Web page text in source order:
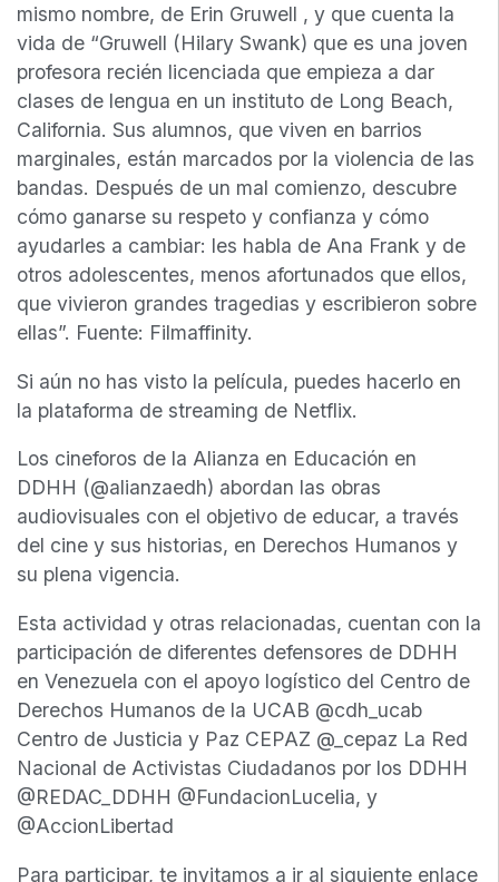
mismo nombre, de Erin Gruwell , y que cuenta la
vida de “Gruwell (Hilary Swank) que es una joven
profesora recién licenciada que empieza a dar
clases de lengua en un instituto de Long Beach,
California. Sus alumnos, que viven en barrios
marginales, están marcados por la violencia de las
bandas. Después de un mal comienzo, descubre
cómo ganarse su respeto y confianza y cómo
ayudarles a cambiar: les habla de Ana Frank y de
otros adolescentes, menos afortunados que ellos,
que vivieron grandes tragedias y escribieron sobre
ellas”. Fuente: Filmaffinity.
Si aún no has visto la película, puedes hacerlo en
la plataforma de streaming de Netflix.
Los cineforos de la Alianza en Educación en
DDHH (@alianzaedh) abordan las obras
audiovisuales con el objetivo de educar, a través
del cine y sus historias, en Derechos Humanos y
su plena vigencia.
Esta actividad y otras relacionadas, cuentan con la
participación de diferentes defensores de DDHH
en Venezuela con el apoyo logístico del Centro de
Derechos Humanos de la UCAB @cdh_ucab
Centro de Justicia y Paz CEPAZ @_cepaz La Red
Nacional de Activistas Ciudadanos por los DDHH
@REDAC_DDHH @FundacionLucelia, y
@AccionLibertad
Para participar, te invitamos a ir al siguiente enlace